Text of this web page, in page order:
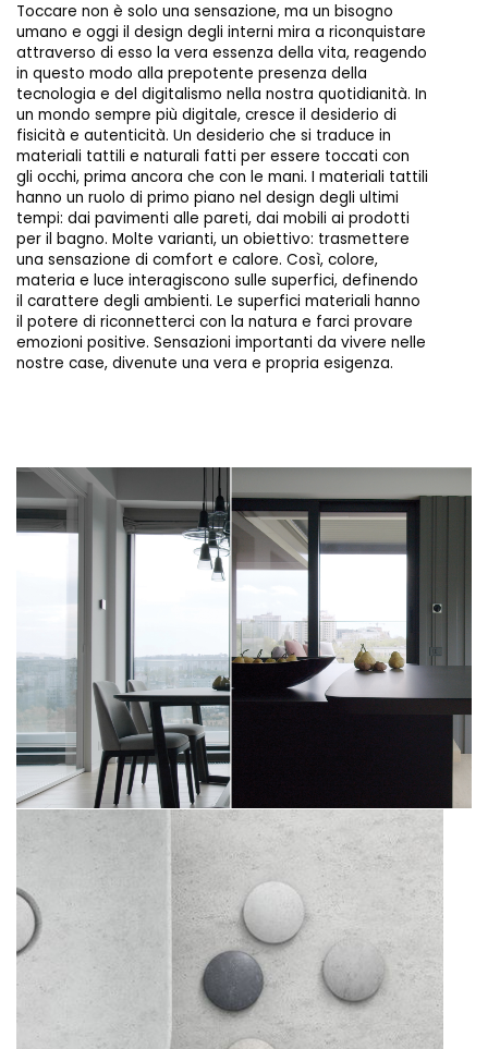
Toccare non è solo una sensazione, ma un bisogno
umano e oggi il design degli interni mira a riconquistare
attraverso di esso la vera essenza della vita, reagendo
in questo modo alla prepotente presenza della
tecnologia e del digitalismo nella nostra quotidianità. In
un mondo sempre più digitale, cresce il desiderio di
fisicità e autenticità. Un desiderio che si traduce in
materiali tattili e naturali fatti per essere toccati con
gli occhi, prima ancora che con le mani. I materiali tattili
hanno un ruolo di primo piano nel design degli ultimi
tempi: dai pavimenti alle pareti, dai mobili ai prodotti
per il bagno. Molte varianti, un obiettivo: trasmettere
una sensazione di comfort e calore. Così, colore,
materia e luce interagiscono sulle superfici, definendo
il carattere degli ambienti. Le superfici materiali hanno
il potere di riconnetterci con la natura e farci provare
emozioni positive. Sensazioni importanti da vivere nelle
nostre case, divenute una vera e propria esigenza.